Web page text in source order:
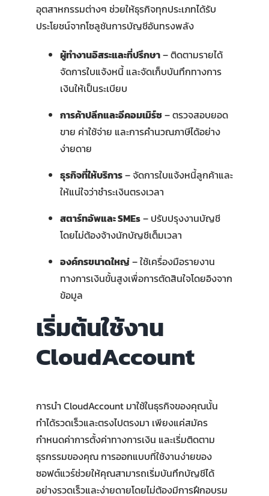
อุตสาหกรรมต่างๆ ช่วยให้ธุรกิจทุกประเภทได้รับ
ประโยชน์จากโซลูชันการบัญชีอันทรงพลัง
ผู้ทำงานอิสระและที่ปรึกษา– ติดตามรายได้
จัดการใบแจ้งหนี้ และจัดเก็บบันทึกทางการ
เงินให้เป็นระเบียบ
การค้าปลีกและอีคอมเมิร์ซ– ตรวจสอบยอด
ขาย ค่าใช้จ่าย และการคำนวณภาษีได้อย่าง
ง่ายดาย
ธุรกิจที่ให้บริการ– จัดการใบแจ้งหนี้ลูกค้าและ
ให้แน่ใจว่าชำระเงินตรงเวลา
สตาร์ทอัพและ SMEs– ปรับปรุงงานบัญชี
โดยไม่ต้องจ้างนักบัญชีเต็มเวลา
องค์กรขนาดใหญ่– ใช้เครื่องมือรายงาน
ทางการเงินขั้นสูงเพื่อการตัดสินใจโดยอิงจาก
ข้อมูล
เริ่มต้นใช้งาน
CloudAccount
การนำ CloudAccount มาใช้ในธุรกิจของคุณนั้น
ทำได้รวดเร็วและตรงไปตรงมา เพียงแค่สมัคร
กำหนดค่าการตั้งค่าทางการเงิน และเริ่มติดตาม
ธุรกรรมของคุณ การออกแบบที่ใช้งานง่ายของ
ซอฟต์แวร์ช่วยให้คุณสามารถเริ่มบันทึกบัญชีได้
อย่างรวดเร็วและง่ายดายโดยไม่ต้องมีการฝึกอบรม